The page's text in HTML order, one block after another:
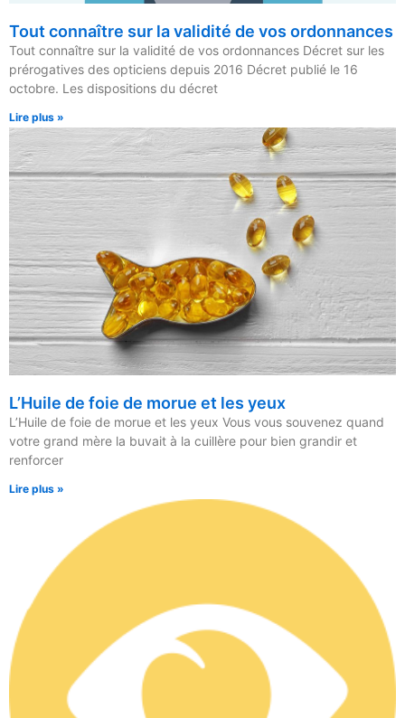
Tout connaître sur la validité de vos ordonnances
Tout connaître sur la validité de vos ordonnances Décret sur les
prérogatives des opticiens depuis 2016 Décret publié le 16
octobre. Les dispositions du décret
Lire plus »
L’Huile de foie de morue et les yeux
L’Huile de foie de morue et les yeux Vous vous souvenez quand
votre grand mère la buvait à la cuillère pour bien grandir et
renforcer
Lire plus »